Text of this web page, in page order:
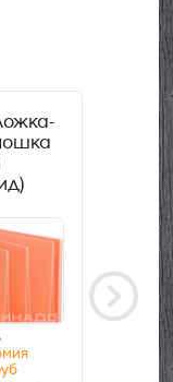
1,8